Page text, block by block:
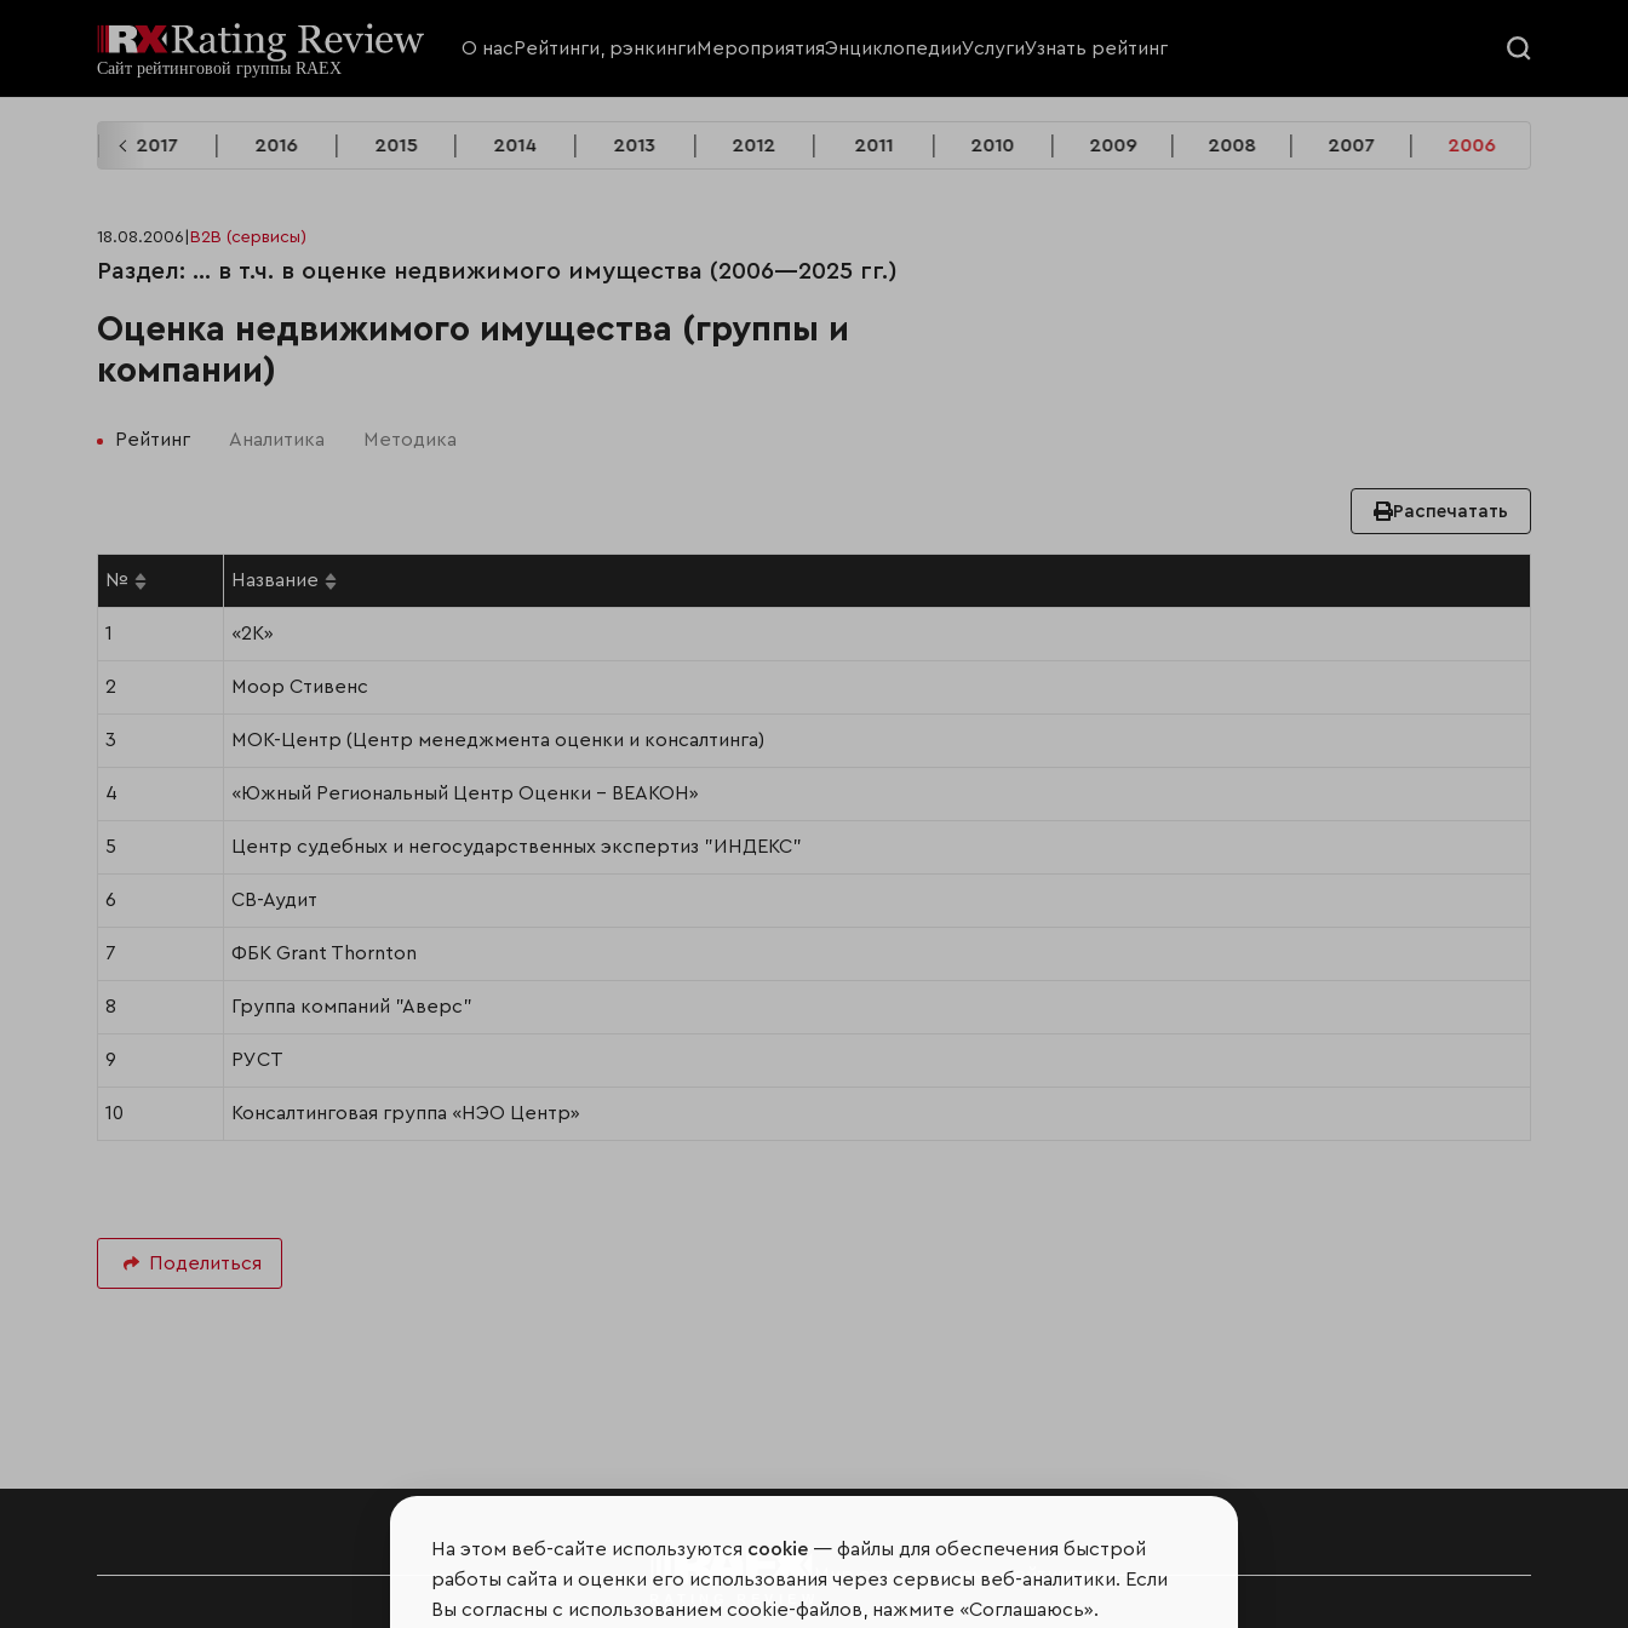
О нас Рейтинги, рэнкингиМероприятияЭнциклопедииУслугиУзнать рейтинг
2017 2016 2015 2014 2013 2012 2011 2010 2009 2008 2007 2006
18.08.2006 B2B (сервисы)
Раздел: ... в т.ч. в оценке недвижимого имущества (2006—2025 гг.)
Оценка недвижимого имущества (группы и
компании)
Рейтинг Аналитика Методика
Распечатать
№ Название
1 «2К»
2 Моор Стивенс
3 МОК-Центр (Центр менеджмента оценки и консалтинга)
4 «Южный Региональный Центр Оценки - ВЕАКОН»
5 Центр судебных и негосударственных экспертиз "ИНДЕКС"
6 СВ-Аудит
7 ФБК Grant Thornton
8 Группа компаний "Аверс"
9 РУСТ
10 Консалтинговая группа «НЭО Центр»
Поделиться
Мир сквозь призму рейтингов
На этом веб-сайте используются cookie — файлы для обеспечения быстрой
работы сайта и оценки его использования через сервисы веб-аналитики. Если
Вы согласны с использованием cookie-файлов, нажмите «Соглашаюсь».